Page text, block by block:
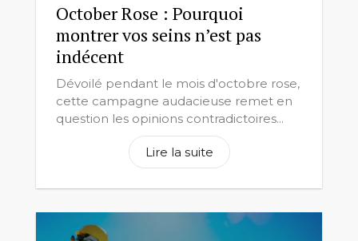
October Rose : Pourquoi
montrer vos seins n’est pas
indécent
Dévoilé pendant le mois d'octobre rose,
cette campagne audacieuse remet en
question les opinions contradictoires...
Lire la suite